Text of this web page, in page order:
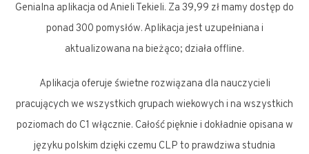
Genialna aplikacja od Anieli Tekieli. Za 39,99 zł mamy dostęp do
ponad 300 pomysłów. Aplikacja jest uzupełniana i
aktualizowana na bieżąco; działa offline.
Aplikacja oferuje świetne rozwiązana dla nauczycieli
pracujących we wszystkich grupach wiekowych i na wszystkich
poziomach do C1 włącznie. Całość pięknie i dokładnie opisana w
języku polskim dzięki czemu CLP to prawdziwa studnia